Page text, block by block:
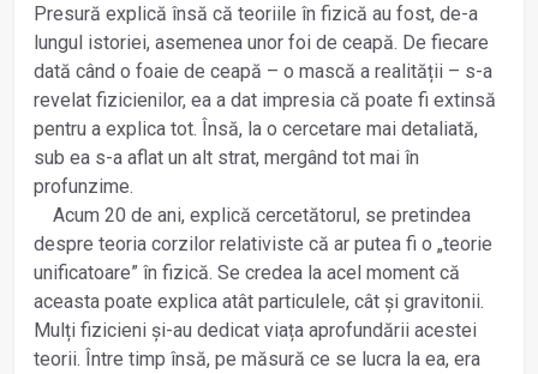
Presură explică însă că teoriile în fizică au fost, de-a
lungul istoriei, asemenea unor foi de ceapă. De fiecare
dată când o foaie de ceapă – o mască a realității – s-a
revelat fizicienilor, ea a dat impresia că poate fi extinsă
pentru a explica tot. Însă, la o cercetare mai detaliată,
sub ea s-a aflat un alt strat, mergând tot mai în
profunzime.
Acum 20 de ani, explică cercetătorul, se pretindea
despre teoria corzilor relativiste că ar putea fi o „teorie
unificatoare” în fizică. Se credea la acel moment că
aceasta poate explica atât particulele, cât și gravitonii.
Mulți fizicieni și-au dedicat viața aprofundării acestei
teorii. Între timp însă, pe măsură ce se lucra la ea, era